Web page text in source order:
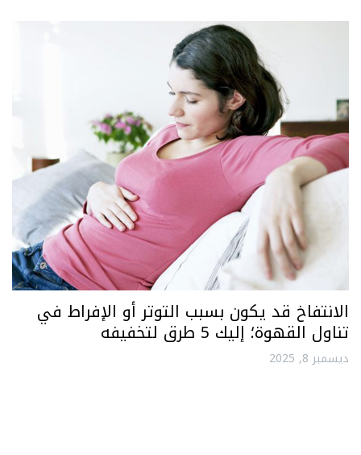
الانتفاخ قد يكون بسبب التوتر أو الإفراط في
تناول القهوة؛ إليك 5 طرق لتخفيفه
ديسمبر 8, 2025